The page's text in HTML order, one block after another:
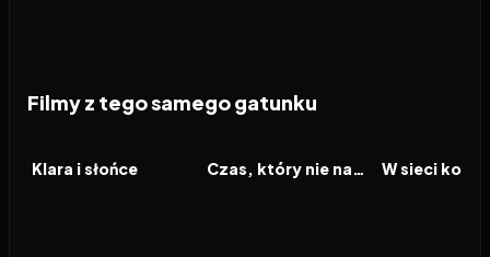
Filmy z tego samego gatunku
FILM
Klara i słońce FILM Czas, który nie nadszedł FILM